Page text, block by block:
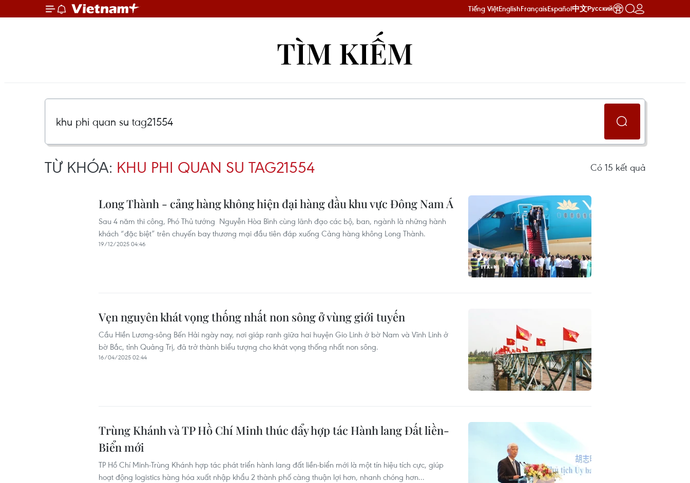
Tiếng ViệtEnglishFrançaisEspañol中文Русский
TÌM KIẾM
TỪ KHÓA: KHU PHI QUAN SU TAG21554 Có 15 kết quả
Long Thành - cảng hàng không hiện đại hàng đầu khu vực Đông Nam Á
Sau 4 năm thi công, Phó Thủ tướng Nguyễn Hòa Bình cùng lãnh đạo các bộ, ban, ngành là những hành
khách “đặc biệt” trên chuyến bay thương mại đầu tiên đáp xuống Cảng hàng không Long Thành.
19/12/2025 04:46
Vẹn nguyên khát vọng thống nhất non sông ở vùng giới tuyến
Cầu Hiền Lương-sông Bến Hải ngày nay, nơi giáp ranh giữa hai huyện Gio Linh ở bờ Nam và Vĩnh Linh ở
bờ Bắc, tỉnh Quảng Trị, đã trở thành biểu tượng cho khát vọng thống nhất non sông.
16/04/2025 02:44
Trùng Khánh và TP Hồ Chí Minh thúc đẩy hợp tác Hành lang Đất liền-
Biển mới
TP Hồ Chí Minh-Trùng Khánh hợp tác phát triển hành lang đất liền-biển mới là một tín hiệu tích cực, giúp
hoạt động logistics hàng hóa xuất nhập khẩu 2 thành phố càng thuận lợi hơn, nhanh chóng hơn...